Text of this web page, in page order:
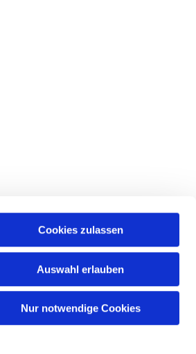
Cookies zulassen
Auswahl erlauben
Nur notwendige Cookies